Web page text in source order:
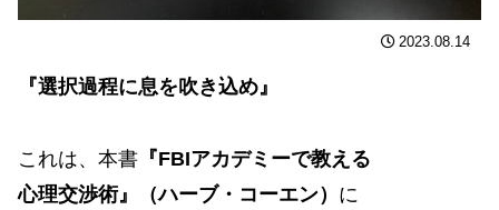
2023.08.14
『選択過程に息を吹き込め』
これは、本書 『FBIアカデミーで教える
心理交渉術』（ハーブ・コーエン） に